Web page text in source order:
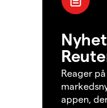
Reager
appen,